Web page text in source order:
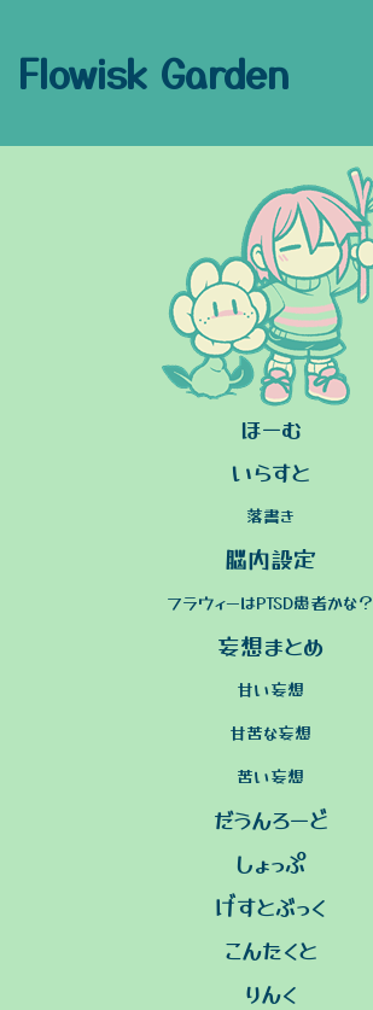
Flowisk Garden
ほーむ
いらすと
落書き
脳内設定
フラウィーはPTSD患者かな？
妄想まとめ
甘い妄想
甘苦な妄想
苦い妄想
だうんろーど
しょっぷ
げすとぶっく
こんたくと
りんく